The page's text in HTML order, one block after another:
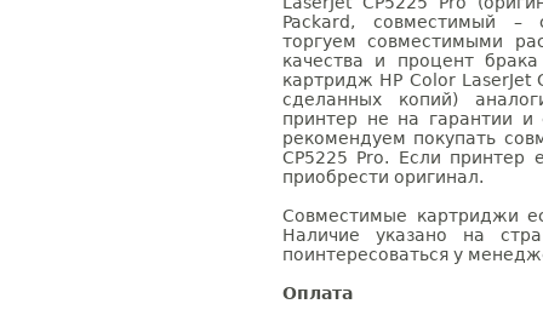
Packard, совместимый –
торгуем совместимыми
качества и процент
картридж HP Color LaserJet
сделанных копий)
принтер не на гарантии
рекомендуем покупать
CP5225 Pro. Если
приобрести оригинал.
Совместимые картриджи
Наличие указано на
поинтересоваться у
Оплата